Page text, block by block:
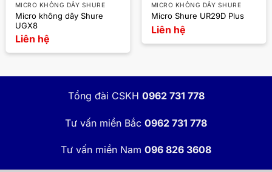
MICRO KHÔNG DÂY SHURE
Micro không dây Shure
UGX8
Liên hệ
MICRO KHÔNG DÂY SHURE
Micro Shure UR29D Plus
Liên hệ
Tổng đài CSKH 0962 731 778
Tư vấn miền Bắc 0962 731 778
Tư vấn miền Nam 096 826 3608